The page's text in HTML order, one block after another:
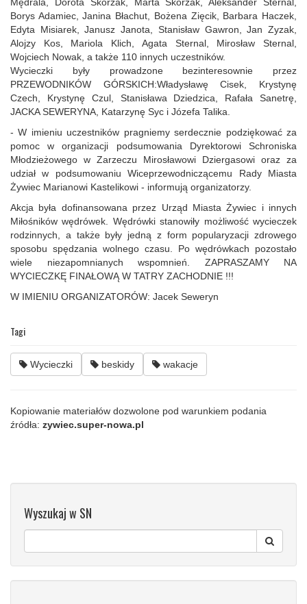
Borys Adamiec, Janina Błachut, Bożena Zięcik, Barbara Haczek,
Edyta Misiarek, Janusz Janota, Stanisław Gawron, Jan Zyzak,
Alojzy Kos, Mariola Klich, Agata Sternal, Mirosław Sternal,
Wojciech Nowak, a także 110 innych uczestników.
Wycieczki były prowadzone bezinteresownie przez
PRZEWODNIKÓW GÓRSKICH:Władysławę Cisek, Krystynę
Czech, Krystynę Czul, Stanisława Dziedzica, Rafała Sanetrę,
JACKA SEWERYNA, Katarzynę Syc i Józefa Talika.
- W imieniu uczestników pragniemy serdecznie podziękować za
pomoc w organizacji podsumowania Dyrektorowi Schroniska
Młodzieżowego w Zarzeczu Mirosławowi Dziergasowi oraz za
udział w podsumowaniu Wiceprzewodniczącemu Rady Miasta
Żywiec Marianowi Kastelikowi - informują organizatorzy.
Akcja była dofinansowana przez Urząd Miasta Żywiec i innych
Miłośników wędrówek. Wędrówki stanowiły możliwość wycieczek
rodzinnych, a także były jedną z form popularyzacji zdrowego
sposobu spędzania wolnego czasu. Po wędrówkach pozostało
wiele niezapomnianych wspomnień. ZAPRASZAMY NA
WYCIECZKĘ FINAŁOWĄ W TATRY ZACHODNIE !!!
W IMIENIU ORGANIZATORÓW: Jacek Seweryn
Tagi
Wycieczki beskidy wakacje
Kopiowanie materiałów dozwolone pod warunkiem podania
źródła: zywiec.super-nowa.pl
Wyszukaj w SN